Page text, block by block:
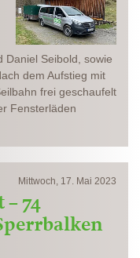
Daniel Seibold, sowie
dem Aufstieg mit
frei geschaufelt
Fensterläden
Mittwoch, 17. Mai 2023
74